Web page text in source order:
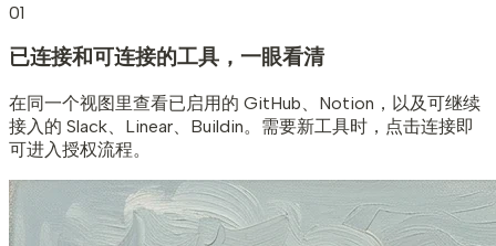
01
已连接和可连接的工具，一眼看清
在同一个视图里查看已启用的 GitHub、Notion，以及可继续
接入的 Slack、Linear、Buildin。需要新工具时，点击连接即
可进入授权流程。